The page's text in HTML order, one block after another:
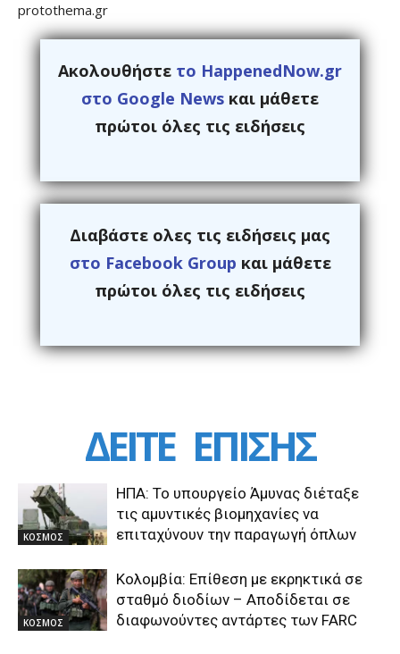
protothema.gr
Ακολουθήστε το HappenedNow.gr
στο Google News και μάθετε
πρώτοι όλες τις ειδήσεις
Διαβάστε ολες τις ειδήσεις μας
στο Facebook Group και μάθετε
πρώτοι όλες τις ειδήσεις
ΔΕΙΤΕ ΕΠΙΣΗΣ
ΚΟΣΜΟΣ
ΗΠΑ: Το υπουργείο Άμυνας διέταξε
τις αμυντικές βιομηχανίες να
επιταχύνουν την παραγωγή όπλων
ΚΟΣΜΟΣ
Κολομβία: Επίθεση με εκρηκτικά σε
σταθμό διοδίων – Αποδίδεται σε
διαφωνούντες αντάρτες των FARC